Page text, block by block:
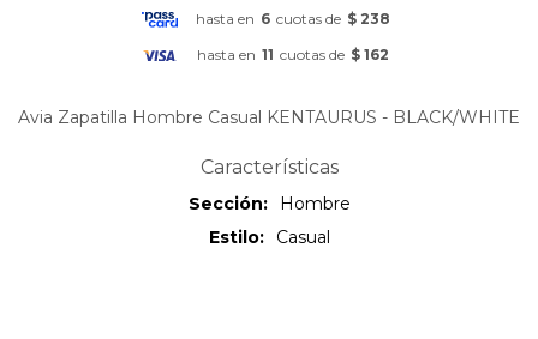
hasta en 6 cuotas de $ 238
hasta en 11 cuotas de $ 162
Avia Zapatilla Hombre Casual KENTAURUS - BLACK/WHITE
Características
Sección
Hombre
Estilo
Casual